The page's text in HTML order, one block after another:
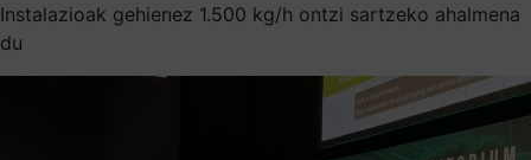
Instalazioak gehienez 1.500 kg/h ontzi sartzeko ahalmena
du